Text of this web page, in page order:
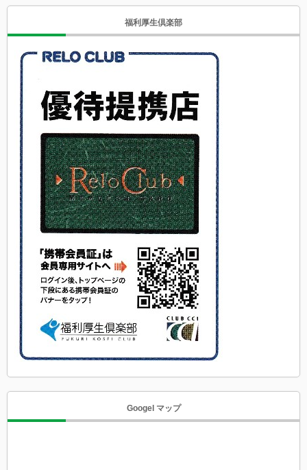
福利厚生倶楽部
Googel マップ